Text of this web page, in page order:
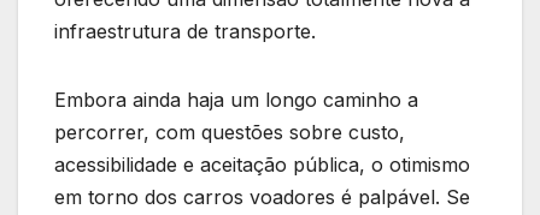
infraestrutura de transporte.
Embora ainda haja um longo caminho a
percorrer, com questões sobre custo,
acessibilidade e aceitação pública, o otimismo
em torno dos carros voadores é palpável. Se